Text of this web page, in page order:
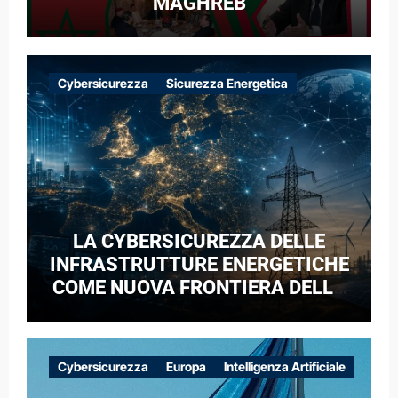
Cybersicurezza Sicurezza Energetica
LA CYBERSICUREZZA DELLE
INFRASTRUTTURE ENERGETICHE
COME NUOVA FRONTIERA DELLA
CASO DELLE RETI ELETTRICHE
EUROPEE NEL CONTESTO DELLA
GUERRA IBRIDA
Cybersicurezza Europa Intelligenza Artificiale